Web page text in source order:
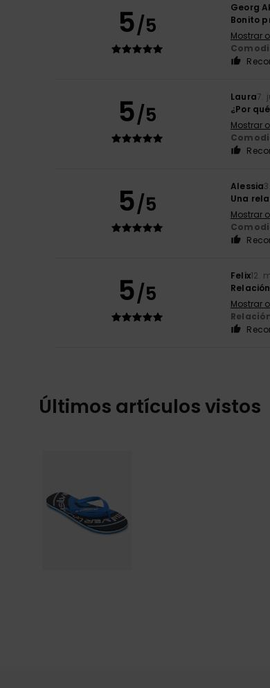
5/5
Georg
Bonito
Mostrar
5/5
Laura7.
¿Por
Mostrar
5/5
Alessia
Una
Mostrar
5/5
Felix12.
Mostrar
Últimos artículos vistos